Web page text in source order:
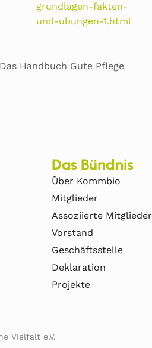
grundlagen-fakten-
und-ubungen-1.html
Handbuch Gute Pflege
Das Bündnis
Über Kommbio
Mitglieder
Assoziierte Mitglieder
Vorstand
Geschäftsstelle
Deklaration
Projekte
Vielfalt e.V.